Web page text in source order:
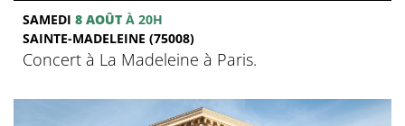
SAMEDI 8 AOÛT À 20H
SAINTE-MADELEINE (75008)
Concert à La Madeleine à Paris.